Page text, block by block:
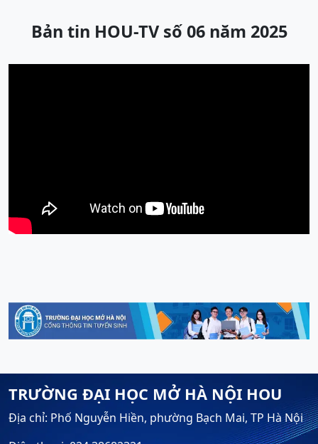
Bản tin HOU-TV số 06 năm 2025
TRƯỜNG ĐẠI HỌC MỞ HÀ NỘI HOU
Địa chỉ: Phố Nguyễn Hiền, phường Bạch Mai, TP Hà Nội